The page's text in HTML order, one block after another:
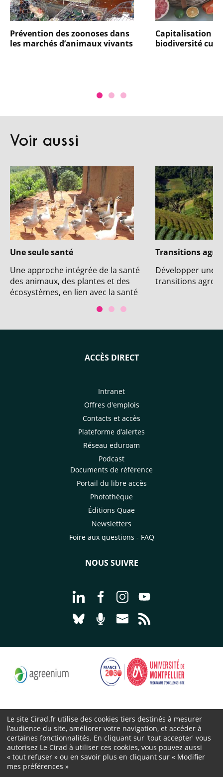
Prévention des zoonoses dans
les marchés d’animaux vivants
Capitalisation
biodiversité
Voir aussi
Une seule santé
Une approche intégrée de la santé
des animaux, des plantes et des
écosystèmes, en lien avec la santé
Transitions
Développer une
transitions
ACCÈS DIRECT
Intranet
Offres d'emplois
Contacts et accès
Plateforme d’alertes
Réseau eduroam
Podcast
Documents de référence
Portail du libre accès
Photothèque
Éditions Quae
Newsletters
Foire aux questions - FAQ
NOUS SUIVRE
Aller à la page Nous suivre sur
Aller à la page Nous suivre sur
Aller à la page Nous
Aller à la page
Aller à la page Nous suivre sur
Aller à la page Nourrir le
Aller à la page Nous
Cirad 2026 ©
Mentions légales
Protection des données personnelles
Le site Cirad.fr utilise des cookies tiers destinés à mesurer
l’audience du site, améliorer votre navigation, et accéder à
certaines fonctionnalités. En cliquant sur 'tout accepter' vous
autorisez Le Cirad à utiliser ces cookies, vous pouvez aussi
« tout refuser » ou en savoir plus en cliquant sur « Modifier
mes préférences »